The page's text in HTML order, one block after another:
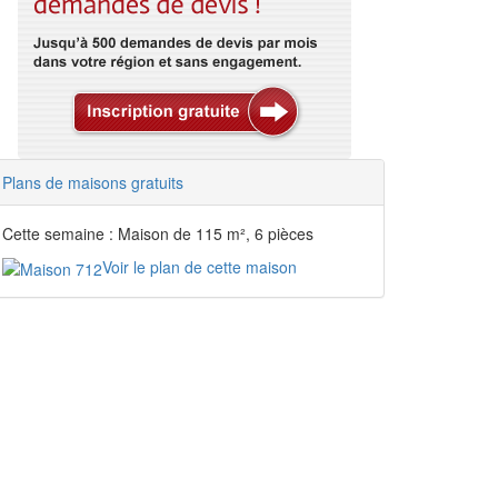
Plans de maisons gratuits
Cette semaine : Maison de 115 m², 6 pièces
Voir le plan de cette maison